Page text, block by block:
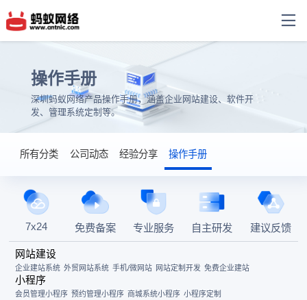
操作手册
深圳蚂蚁网络产品操作手册，涵盖企业网站建设、软件开
发、管理系统定制等。
所有分类 公司动态 经验分享 操作手册
7x24 免费备案 专业服务 自主研发 建议反馈
网站建设
企业建站系统 外贸网站系统 手机/微网站 网站定制开发 免费企业建站
小程序
会员管理小程序 预约管理小程序 商城系统小程序 小程序定制